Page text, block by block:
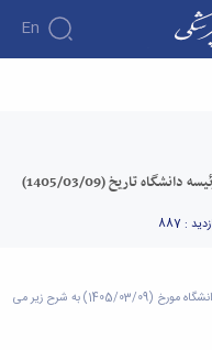
En
تاریخ (1405/03/09)
: 887
مصوبات ششصد و شصت و هفتمین جلسه هیئت رئیسه دانشگاه مورخ (1405/03/09) به شرح زیر می